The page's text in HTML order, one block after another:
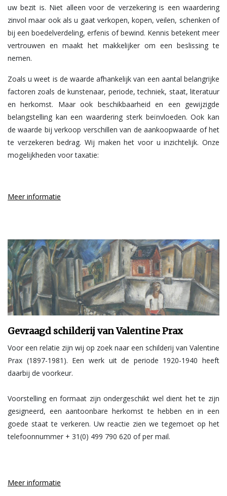
uw bezit is. Niet alleen voor de verzekering is een waardering
zinvol maar ook als u gaat verkopen, kopen, veilen, schenken of
bij een boedelverdeling, erfenis of bewind. Kennis betekent meer
vertrouwen en maakt het makkelijker om een beslissing te
nemen.
Zoals u weet is de waarde afhankelijk van een aantal belangrijke
factoren zoals de kunstenaar, periode, techniek, staat, literatuur
en herkomst. Maar ook beschikbaarheid en een gewijzigde
belangstelling kan een waardering sterk beïnvloeden. Ook kan
de waarde bij verkoop verschillen van de aankoopwaarde of het
te verzekeren bedrag. Wij maken het voor u inzichtelijk. Onze
mogelijkheden voor taxatie:
Meer informatie
Gevraagd schilderij van Valentine Prax
Voor een relatie zijn wij op zoek naar een schilderij van Valentine
Prax (1897-1981). Een werk uit de periode 1920-1940 heeft
daarbij de voorkeur.
Voorstelling en formaat zijn ondergeschikt wel dient het te zijn
gesigneerd, een aantoonbare herkomst te hebben en in een
goede staat te verkeren. Uw reactie zien we tegemoet op het
telefoonnummer + 31(0) 499 790 620 of per mail.
Meer informatie